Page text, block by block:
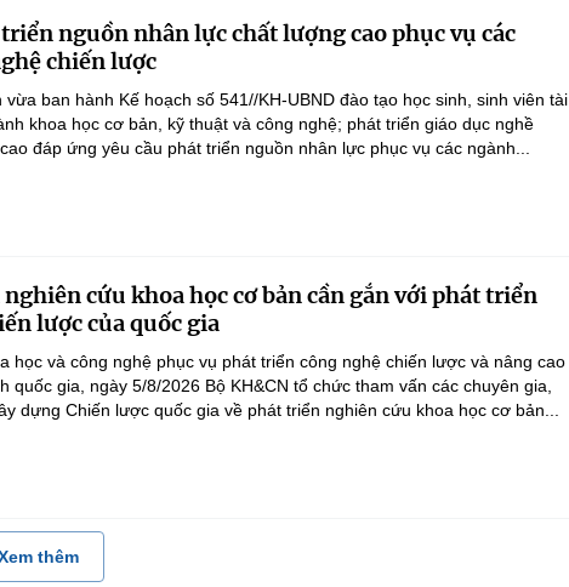
nguồn nhân lực chất lượng cao phục vụ các
chiến lược
vừa ban hành Kế hoạch số 541//KH-UBND đào tạo học sinh, sinh viên tài
khoa học cơ bản, kỹ thuật và công nghệ; phát triển giáo dục nghề
đáp ứng yêu cầu phát triển nguồn nhân lực phục vụ các ngành...
cứu khoa học cơ bản cần gắn với phát triển
lược của quốc gia
học và công nghệ phục vụ phát triển công nghệ chiến lược và nâng cao
quốc gia, ngày 5/8/2026 Bộ KH&CN tổ chức tham vấn các chuyên gia,
dựng Chiến lược quốc gia về phát triển nghiên cứu khoa học cơ bản...
thêm